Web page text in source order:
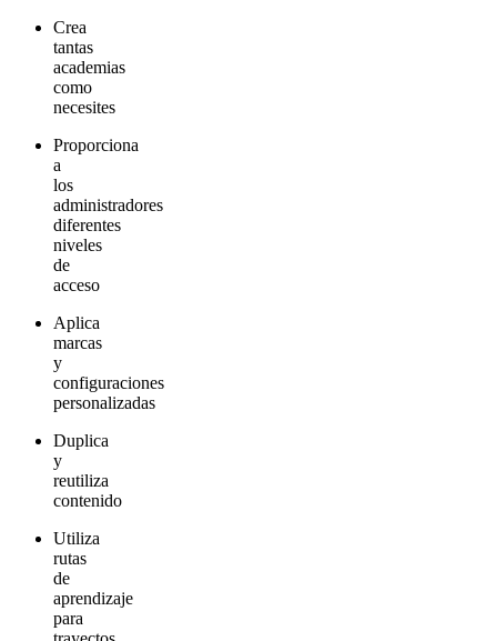
Crea
tantas
academias
como
necesites
Proporciona
a
los
administradores
diferentes
niveles
de
acceso
Aplica
marcas
y
configuraciones
personalizadas
Duplica
y
reutiliza
contenido
Utiliza
rutas
de
aprendizaje
para